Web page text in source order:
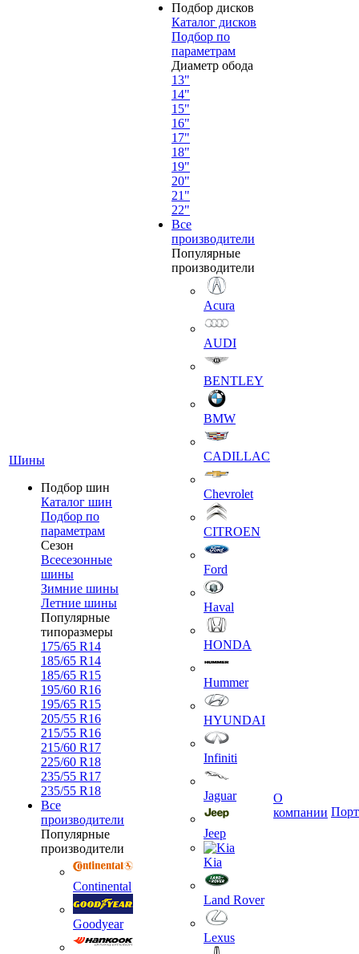
Шины
Подбор шин
Каталог шин
Подбор по
параметрам
Сезон
Всесезонные
шины
Зимние шины
Летние шины
Популярные
типоразмеры
175/65 R14
185/65 R14
185/65 R15
195/60 R16
195/65 R15
205/55 R16
215/55 R16
215/60 R17
225/60 R18
235/55 R17
235/55 R18
Все
производители
Популярные
производители
Continental
Goodyear
Подбор дисков
Каталог дисков
Подбор по
параметрам
Диаметр обода
13"
14"
15"
16"
17"
18"
19"
20"
21"
22"
Все
производители
Популярные
производители
Acura
AUDI
BENTLEY
BMW
CADILLAC
Chevrolet
CITROEN
Ford
Haval
HONDA
Hummer
HYUNDAI
Infiniti
Jaguar
Jeep
Kia
Land Rover
Lexus
О
компании